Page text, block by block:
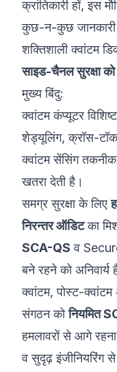
क्रांतिकारी हों, इस
कुछ-न-कुछ
शक्तिशाली क्वांटम
साइड-चैनल सुरक्षा
मुख्य बिंदु:
क्वांटम कंप्यूटर
शेड्यूलिंग, क्रॉस-
क्वांटम सेंसिंग तकनीक
खतरा देती है।
समग्र सुरक्षा के लिए
निरन्तर ऑडिटका
SCA-QS व
बने रहने को अनिवार्य
क्वांटम, पोस्ट-क्वांटम
संगठन कोनियमित
हमलावरों से आगे
व सुदृढ़ इंजीनियरिंग